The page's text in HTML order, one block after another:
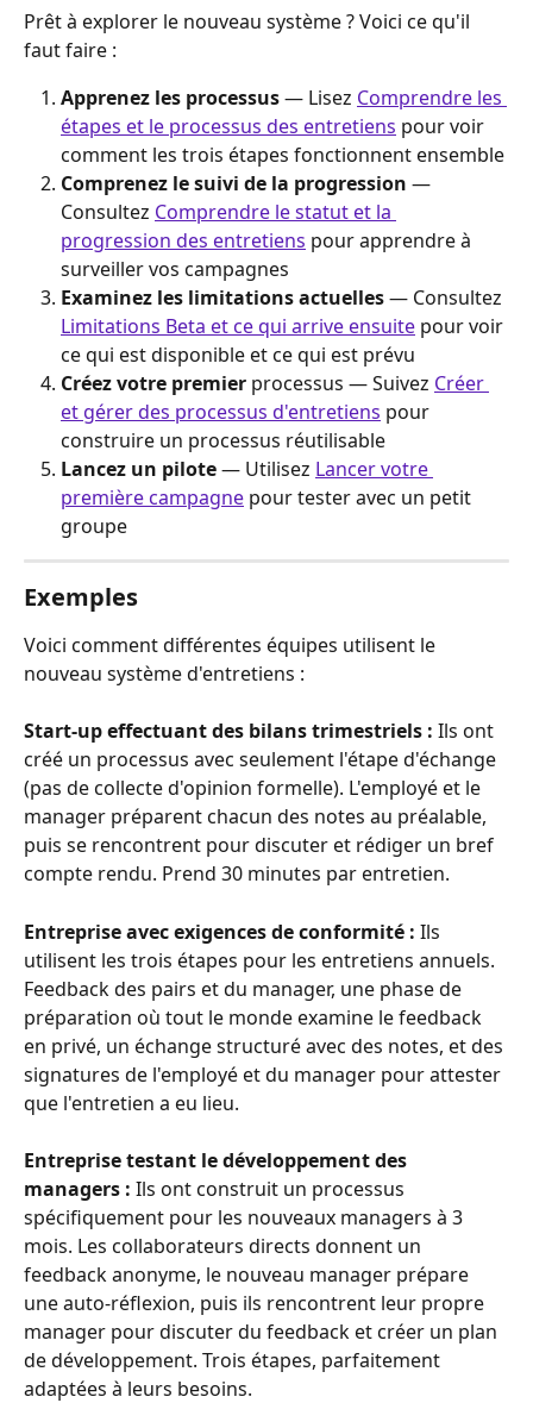
Prêt à explorer le nouveau système ? Voici ce qu'il
faut faire :
Apprenez les processus — Lisez Comprendre les
étapes et le processus des entretiens pour voir
comment les trois étapes fonctionnent ensemble
Comprenez le suivi de la progression —
Consultez Comprendre le statut et la
progression des entretiens pour apprendre à
surveiller vos campagnes
Examinez les limitations actuelles — Consultez
Limitations Beta et ce qui arrive ensuite pour voir
ce qui est disponible et ce qui est prévu
Créez votre premier processus — Suivez Créer
et gérer des processus d'entretiens pour
construire un processus réutilisable
Lancez un pilote — Utilisez Lancer votre
première campagne pour tester avec un petit
groupe
Exemples
Voici comment différentes équipes utilisent le
nouveau système d'entretiens :
Start-up effectuant des bilans trimestriels : Ils ont
créé un processus avec seulement l'étape d'échange
(pas de collecte d'opinion formelle). L'employé et le
manager préparent chacun des notes au préalable,
puis se rencontrent pour discuter et rédiger un bref
compte rendu. Prend 30 minutes par entretien.
Entreprise avec exigences de conformité : Ils
utilisent les trois étapes pour les entretiens annuels.
Feedback des pairs et du manager, une phase de
préparation où tout le monde examine le feedback
en privé, un échange structuré avec des notes, et des
signatures de l'employé et du manager pour attester
que l'entretien a eu lieu.
Entreprise testant le développement des
managers : Ils ont construit un processus
spécifiquement pour les nouveaux managers à 3
mois. Les collaborateurs directs donnent un
feedback anonyme, le nouveau manager prépare
une auto-réflexion, puis ils rencontrent leur propre
manager pour discuter du feedback et créer un plan
de développement. Trois étapes, parfaitement
adaptées à leurs besoins.